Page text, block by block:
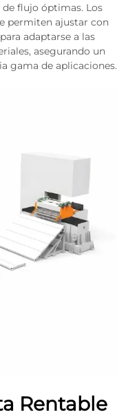
flujo óptimas. Los
permiten ajustar con
adaptarse a las
asegurando un
gama de aplicaciones.
Rentable